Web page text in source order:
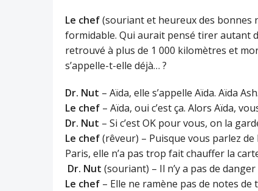
Le chef(souriant et heureux des bonnes
formidable. Qui aurait pensé tirer autant
retrouvé à plus de 1 000 kilomètres et
s’appelle-t-elle déjà… ?
Dr. Nut – Aïda, elle s’appelle Aïda. Aïda Ash.
Le chef – Aïda, oui c’est ça. Alors Aïda,
Dr. Nut – Si c’est OK pour vous, on la
Le chef(rêveur) – Puisque vous parlez
Paris, elle n’a pas trop fait chauffer la
Dr. Nut (souriant) – Il n’y a pas de
Le chef – Elle ne ramène pas de notes de